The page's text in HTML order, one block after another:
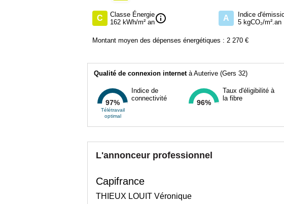
C
Classe Énergie
162 kWh/m² aninfo A
Indice
5 kgCO₂/m².an
Montant moyen des dépenses énergétiques : 2 270 €
Qualité de connexion internetà Auterive (Gers 32)
97%
Télétravail
optimal
Indice de
connectivité
96%
Taux d'éligibilité à
la fibre
L'annonceur professionnel
Capifrance
THIEUX LOUIT Véronique